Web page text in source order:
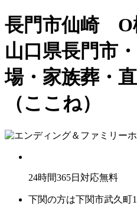
長門市仙崎 O
山口県長門市
場・家族葬・
（ここね）
24時間365日対応無料
下関の方は下関市武久町